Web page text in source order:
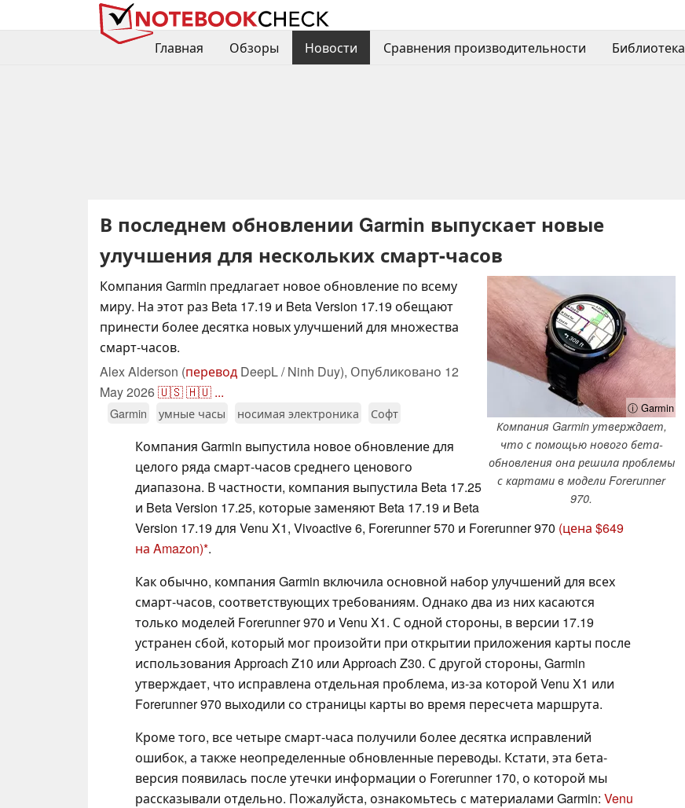
Главная
Обзоры Новости Сравнения производительности Библиотека
В последнем обновлении Garmin выпускает новые
улучшения для нескольких смарт-часов
ⓘ Garmin
Компания Garmin утверждает,
что с помощью нового бета-
обновления она решила проблемы
с картами в модели Forerunner
970.
Компания Garmin предлагает новое обновление по всему
миру. На этот раз Beta 17.19 и Beta Version 17.19 обещают
принести более десятка новых улучшений для множества
смарт-часов.
Alex Alderson (перевод DeepL / Ninh Duy), Опубликовано 12
May 2026🇺🇸🇭🇺 ...
Garmin умные часы носимая электроника Софт
Компания Garmin выпустила новое обновление для
целого ряда смарт-часов среднего ценового
диапазона. В частности, компания выпустила Beta 17.25
и Beta Version 17.25, которые заменяют Beta 17.19 и Beta
Version 17.19 для Venu X1, Vivoactive 6, Forerunner 570 и Forerunner 970 (цена $649
на Amazon) .
Как обычно, компания Garmin включила основной набор улучшений для всех
смарт-часов, соответствующих требованиям. Однако два из них касаются
только моделей Forerunner 970 и Venu X1. С одной стороны, в версии 17.19
устранен сбой, который мог произойти при открытии приложения карты после
использования Approach Z10 или Approach Z30. С другой стороны, Garmin
утверждает, что исправлена отдельная проблема, из-за которой Venu X1 или
Forerunner 970 выходили со страницы карты во время пересчета маршрута.
Кроме того, все четыре смарт-часа получили более десятка исправлений
ошибок, а также неопределенные обновленные переводы. Кстати, эта бета-
версия появилась после утечки информации о Forerunner 170, о которой мы
рассказывали отдельно. Пожалуйста, ознакомьтесь с материалами Garmin: Venu